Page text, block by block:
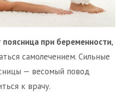
поясница при беременности,
самолечением. Сильные
— весомый повод
к врачу.